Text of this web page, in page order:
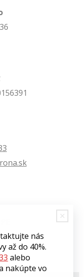
nás
až do 40%.
alebo
nakúpte vo